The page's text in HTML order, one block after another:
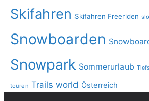
Skifahren Skifahren Freeriden
Snowboarden
Snowpark Sommerurlaub
touren Trails world Österreich